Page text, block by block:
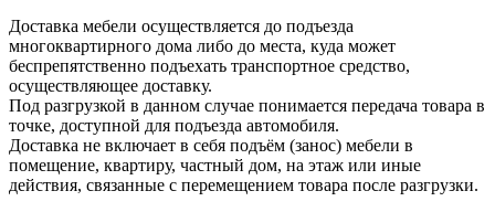
Доставка мебели осуществляется до подъезда
многоквартирного дома либо до места, куда может
беспрепятственно подъехать транспортное средство,
осуществляющее доставку.
Под разгрузкой в данном случае понимается передача товара в
точке, доступной для подъезда автомобиля.
Доставка не включает в себя подъём (занос) мебели в
помещение, квартиру, частный дом, на этаж или иные
действия, связанные с перемещением товара после разгрузки.